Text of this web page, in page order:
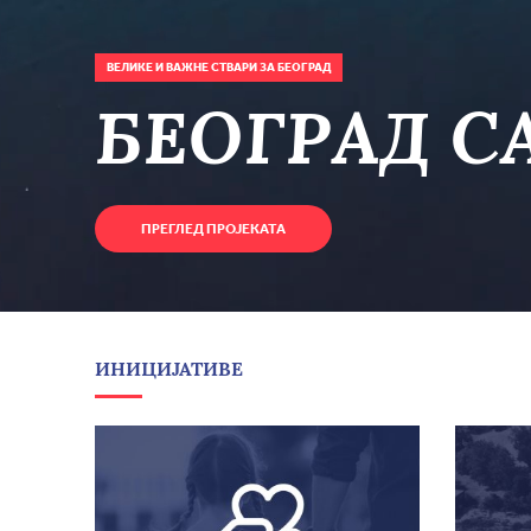
ВЕЛИКЕ И ВАЖНЕ СТВАРИ ЗА БЕОГРАД
БЕОГРАД
ПРЕГЛЕД ПРОЈЕКАТА
ИНИЦИЈАТИВЕ